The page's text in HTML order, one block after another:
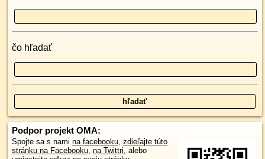
čo hľadať
Podpor projekt OMA:
Spojte sa s nami na facebooku, zdieľajte túto
stránku na Facebooku, na Twittri, alebo